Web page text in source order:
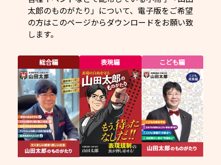
太郎のものがたり」について、電子版をご希望
の方はこのページからダウンロードをお願い致
します。
総合編 表現編 こども編